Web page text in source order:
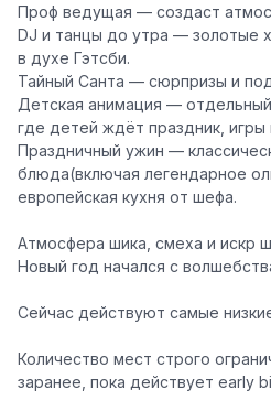
Проф ведущая — создаст
DJ и танцы до утра — золотые
в духе Гэтсби.
Тайный Санта — сюрпризы и
Детская анимация —
где детей ждёт праздник, игры
Праздничный ужин —
блюда(включая легендарное
европейская кухня от шефа.
Атмосфера шика, смеха и искр
Новый год начался с
Сейчас действуют самые
Количество мест строго
заранее, пока действует early